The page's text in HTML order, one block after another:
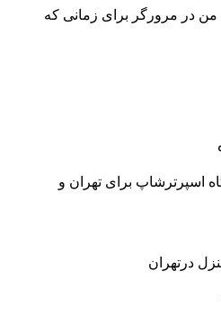
من در مرورگر برای زمانی که
اسپرترشاپ برای تهران و
درتهران